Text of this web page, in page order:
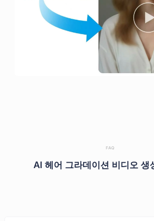
FAQ
AI 헤어 그라데이션 비디오 생